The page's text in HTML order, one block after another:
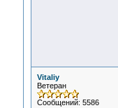
Vitaliy
Ветеран
Сообщений: 5586